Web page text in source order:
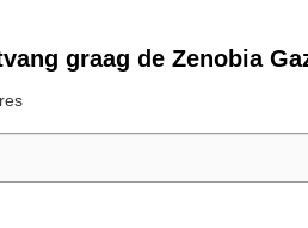
graag de Zenobia